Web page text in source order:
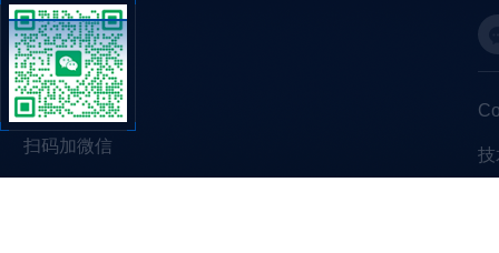
扫码加微信 技